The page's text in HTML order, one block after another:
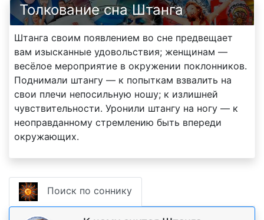
Толкование сна Штанга
Штанга своим появлением во сне предвещает
вам изысканные удовольствия; женщинам —
весёлое мероприятие в окружении поклонников.
Поднимали штангу — к попыткам взвалить на
свои плечи непосильную ношу; к излишней
чувствительности. Уронили штангу на ногу — к
неоправданному стремлению быть впереди
окружающих.
Поиск по соннику